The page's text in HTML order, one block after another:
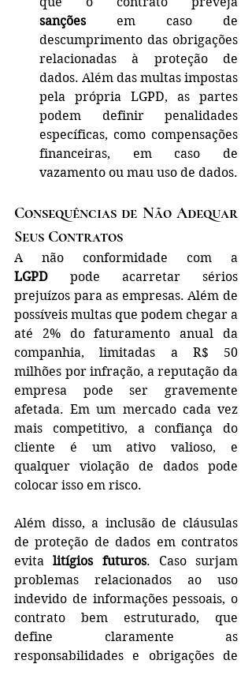
sanções em caso de
descumprimento das obrigações
relacionadas à proteção de
dados. Além das multas impostas
pela própria LGPD, as partes
podem definir penalidades
específicas, como compensações
financeiras, em caso de
vazamento ou mau uso de dados.
Consequências de Não Adequar
Seus Contratos
LGPD pode acarretar sérios
prejuízos para as empresas. Além de
possíveis multas que podem chegar a
até 2% do faturamento anual da
companhia, limitadas a R$ 50
milhões por infração, a reputação da
empresa pode ser gravemente
afetada. Em um mercado cada vez
mais competitivo, a confiança do
cliente é um ativo valioso, e
qualquer violação de dados pode
colocar isso em risco.
Além disso, a inclusão de cláusulas
de proteção de dados em contratos
evita litígios futuros. Caso surjam
problemas relacionados ao uso
indevido de informações pessoais, o
contrato bem estruturado, que
define claramente as
responsabilidades e obrigações de